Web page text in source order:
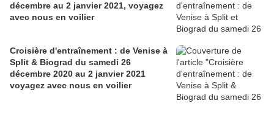
décembre au 2 janvier 2021, voyagez
avec nous en voilier
Croisière d'entraînement : de Venise à
Split & Biograd du samedi 26
décembre 2020 au 2 janvier 2021
voyagez avec nous en voilier